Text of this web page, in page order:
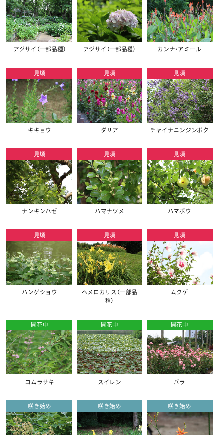
アジサイ（一部品種） アジサイ（一部品種） カンナ・アミール
見頃
キキョウ
見頃
ダリア
見頃
チャイナニンジンボク
見頃
ナンキンハゼ
見頃
ハマナツメ
見頃
ハマボウ
見頃
ハンゲショウ
見頃
ヘメロカリス（一部品
種）
見頃
ムクゲ
開花中
コムラサキ
開花中
スイレン
開花中
バラ
咲き始め 咲き始め 咲き始め